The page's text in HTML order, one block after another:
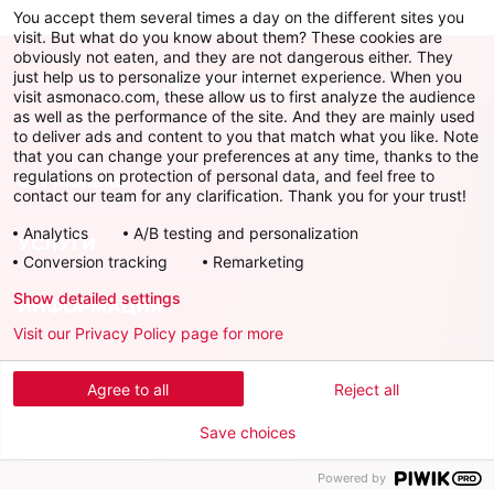
ФК Монако
УСЛУГИ
ИНФОРМАЦИЯ
Скачать официальное приложение
You accept them several times a day on the different sites you
visit. But what do you know about them? These cookies are
obviously not eaten, and they are not dangerous either. They
just help us to personalize your internet experience. When you
visit asmonaco.com, these allow us to first analyze the audience
as well as the performance of the site. And they are mainly used
to deliver ads and content to you that match what you like. Note
that you can change your preferences at any time, thanks to the
regulations on protection of personal data, and feel free to
contact our team for any clarification. Thank you for your trust!
Analytics
A/B testing and personalization
Conversion tracking
Remarketing
Agree to all Reject all
Show detailed settings
Visit our Privacy Policy page for more
Save choices
Powered by